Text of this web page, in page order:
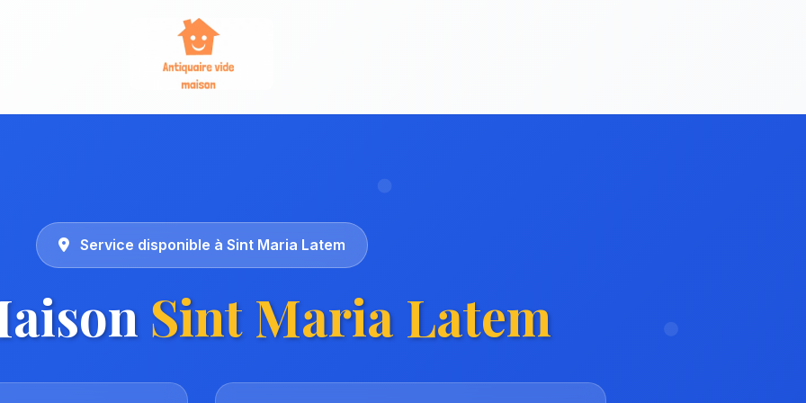
Service disponible à Sint Maria Latem
Sint Maria Latem